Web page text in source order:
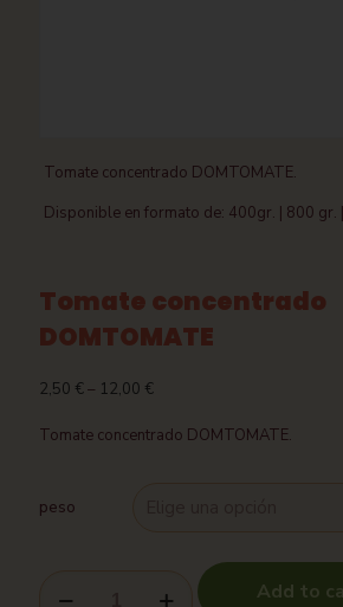
Tomate concentrado DOMTOMATE.
Disponible en formato de: 400gr. | 800 gr.
Tomate concentrado
DOMTOMATE
2,50 €– 12,00 €
Tomate concentrado DOMTOMATE.
peso
Add to